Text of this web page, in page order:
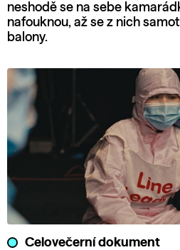
neshodě se na sebe
nafouknou, až se z nich
balony.
Celovečerní dokument